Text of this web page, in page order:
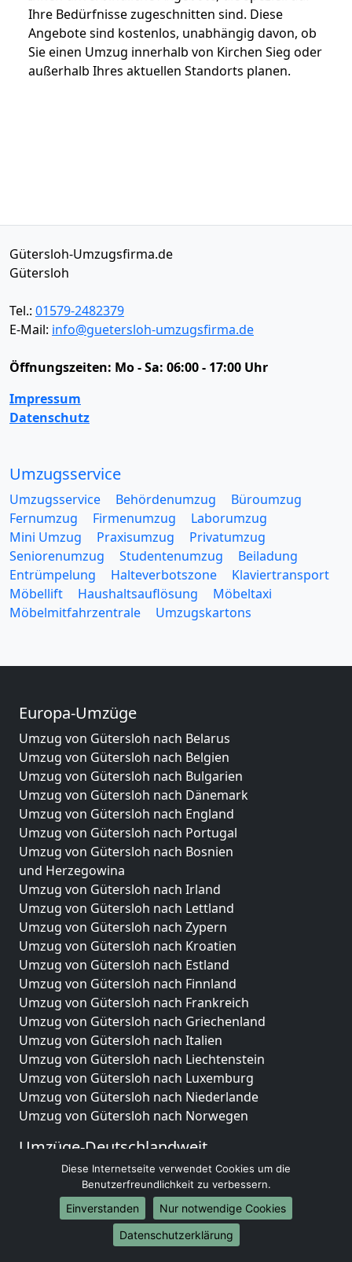
Ihre Bedürfnisse zugeschnitten sind. Diese
Angebote sind kostenlos, unabhängig davon, ob
Sie einen Umzug innerhalb von Kirchen Sieg oder
außerhalb Ihres aktuellen Standorts planen.
Gütersloh-Umzugsfirma.de
Gütersloh
Tel.: 01579-2482379
E-Mail: info@guetersloh-umzugsfirma.de
Öffnungszeiten: Mo - Sa: 06:00 - 17:00 Uhr
Impressum
Datenschutz
Umzugsservice
Umzugsservice Behördenumzug
Büroumzug
Fernumzug
Firmenumzug
Laborumzug
Mini Umzug
Praxisumzug
Privatumzug
Seniorenumzug
Studentenumzug
Beiladung
Entrümpelung
Halteverbotszone
Klaviertransport
Möbellift
Haushaltsauflösung
Möbeltaxi
Möbelmitfahrzentrale
Umzugskartons
Europa-Umzüge
Umzug von Gütersloh nach Belarus
Umzug von Gütersloh nach Belgien
Umzug von Gütersloh nach Bulgarien
Umzug von Gütersloh nach Dänemark
Umzug von Gütersloh nach England
Umzug von Gütersloh nach Portugal
Umzug von Gütersloh nach Bosnien
und Herzegowina
Umzug von Gütersloh nach Irland
Umzug von Gütersloh nach Lettland
Umzug von Gütersloh nach Zypern
Umzug von Gütersloh nach Kroatien
Umzug von Gütersloh nach Estland
Umzug von Gütersloh nach Finnland
Umzug von Gütersloh nach Frankreich
Umzug von Gütersloh nach Griechenland
Umzug von Gütersloh nach Italien
Umzug von Gütersloh nach Liechtenstein
Umzug von Gütersloh nach Luxemburg
Umzug von Gütersloh nach Niederlande
Umzug von Gütersloh nach Norwegen
Umzüge-Deutschlandweit
Umzug von Gütersloh nach Berlin
Umzug von Gütersloh nach Hamburg
Umzug von Gütersloh nach München
Umzug von Gütersloh nach Köln
Umzug von Gütersloh nach Frankfurt am Main
Diese Internetseite verwendet Cookies um die
Benutzerfreundlichkeit zu verbessern.
Einverstanden
Nur notwendige Cookies
Datenschutzerklärung